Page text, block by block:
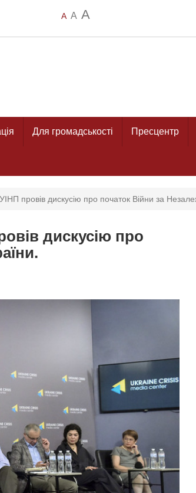
A A A
Для громадськості Пресцентр
провів дискусію про початок Війни за
дискусію про